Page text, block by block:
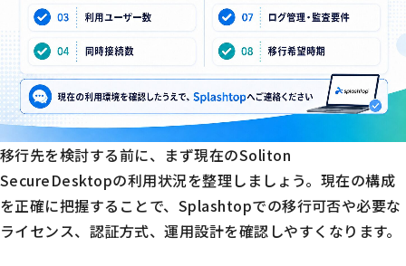
移行先を検討する前に、まず現在のSoliton
SecureDesktopの利用状況を整理しましょう。現在の構成
を正確に把握することで、Splashtopでの移行可否や必要な
ライセンス、認証方式、運用設計を確認しやすくなります。